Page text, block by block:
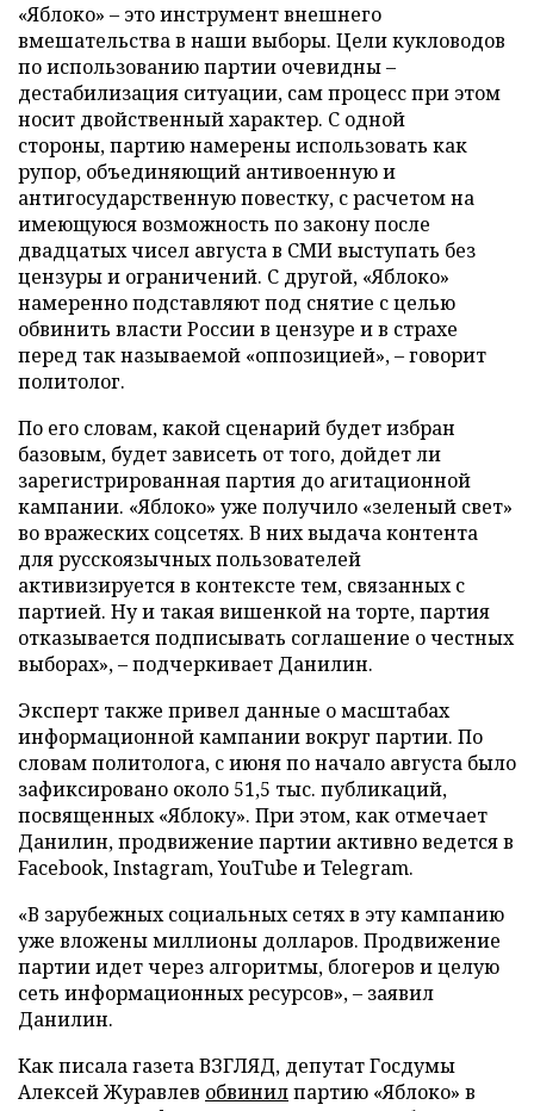
«Яблоко» – это инструмент внешнего
вмешательства в наши выборы. Цели кукловодов
по использованию партии очевидны –
дестабилизация ситуации, сам процесс при этом
носит двойственный характер. С одной
стороны, партию намерены использовать как
рупор, объединяющий антивоенную и
антигосударственную повестку, с расчетом на
имеющуюся возможность по закону после
двадцатых чисел августа в СМИ выступать без
цензуры и ограничений. С другой, «Яблоко»
намеренно подставляют под снятие с целью
обвинить власти России в цензуре и в страхе
перед так называемой «оппозицией», – говорит
политолог.
По его словам, какой сценарий будет избран
базовым, будет зависеть от того, дойдет ли
зарегистрированная партия до агитационной
кампании. «Яблоко» уже получило «зеленый свет»
во вражеских соцсетях. В них выдача контента
для русскоязычных пользователей
активизируется в контексте тем, связанных с
партией. Ну и такая вишенкой на торте, партия
отказывается подписывать соглашение о честных
выборах», – подчеркивает Данилин.
Эксперт также привел данные о масштабах
информационной кампании вокруг партии. По
словам политолога, с июня по начало августа было
зафиксировано около 51,5 тыс. публикаций,
посвященных «Яблоку». При этом, как отмечает
Данилин, продвижение партии активно ведется в
Facebook, Instagram, YouTube и Telegram.
«В зарубежных социальных сетях в эту кампанию
уже вложены миллионы долларов. Продвижение
партии идет через алгоритмы, блогеров и целую
сеть информационных ресурсов», – заявил
Данилин.
Как писала газета ВЗГЛЯД, депутат Госдумы
Алексей Журавлев обвинилпартию «Яблоко» в